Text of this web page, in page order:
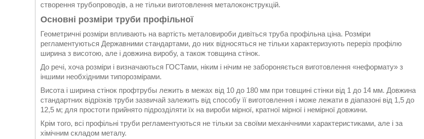
створення трубопроводів, а не тільки виготовлення металоконструкцій.
Основні розміри труби профільної
Геометричні розміри впливають на вартість металовироби дивіться труба профільна ціна. Розміри
регламентуються Державними стандартами, до них відносяться не тільки характеризують переріз профілю
ширина з висотою, але і довжина виробу, а також товщина стінок.
До речі, хоча розміри і визначаються ГОСТами, ніким і нічим не забороняється виготовлення «неформату» з
іншими необхідними типорозмірами.
Висота і ширина стінок профтрубы лежить в межах від 10 до 180 мм при товщині стінки від 1 до 14 мм. Довжина
стандартних відрізків труби зазвичай залежить від способу її виготовлення і може лежати в діапазоні від 1,5 до
12,5 м; для простоти прийнято підрозділяти їх на вироби мірної, кратної мірної і немірної довжини.
Крім того, всі профільні труби регламентуються не тільки за своїми механічними характеристиками, але і за
хімічним складом металу.